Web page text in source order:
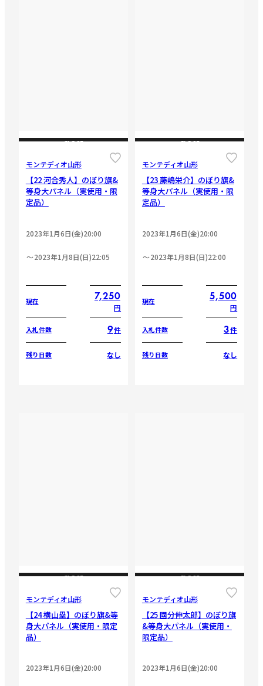
CLOSE
モンテディオ山形
【22 河合秀人】のぼり旗&
等身大パネル（実使用・限
定品）
2023年1月6日(金)20:00
2023年1月8日(日)22:05
現在 7,250
円
入札件数 9件
残り日数 なし
CLOSE
モンテディオ山形
【23 藤嶋栄介】のぼり旗&
等身大パネル（実使用・限
定品）
2023年1月6日(金)20:00
2023年1月8日(日)22:00
現在 5,500
円
入札件数 3件
残り日数 なし
CLOSE
モンテディオ山形
【24 横山塁】のぼり旗&等
身大パネル（実使用・限定
品）
2023年1月6日(金)20:00
CLOSE
モンテディオ山形
【25 國分伸太郎】のぼり旗
&等身大パネル（実使用・
限定品）
2023年1月6日(金)20:00